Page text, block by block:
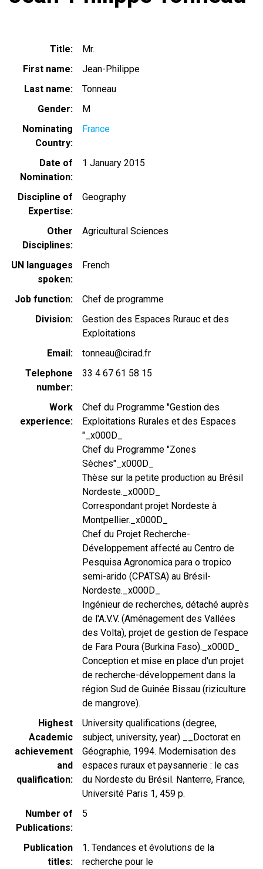
Title
Mr.
First name
Jean-Philippe
Last name
Tonneau
Gender
M
Nominating
Country
France
Date of
Nomination
1 January 2015
Discipline of
Expertise
Geography
Other
Disciplines
Agricultural Sciences
UN languages
spoken
French
Job function
Chef de programme
Division
Gestion des Espaces Rurauc et des
Exploitations
Email
tonneau@cirad.fr
Telephone
number
33 4 67 61 58 15
Work
experience
Chef du Programme "Gestion des
Exploitations Rurales et des Espaces
"_x000D_
Chef du Programme "Zones
Sèches"_x000D_
Thèse sur la petite production au Brésil
Nordeste._x000D_
Correspondant projet Nordeste à
Montpellier._x000D_
Chef du Projet Recherche-
Développement affecté au Centro de
Pesquisa Agronomica para o tropico
semi-arido (CPATSA) au Brésil-
Nordeste._x000D_
Ingénieur de recherches, détaché auprès
de l'A.V.V. (Aménagement des Vallées
des Volta), projet de gestion de l'espace
de Fara Poura (Burkina Faso)._x000D_
Conception et mise en place d'un projet
de recherche-développement dans la
région Sud de Guinée Bissau (riziculture
de mangrove).
Highest
Academic
achievement
and
qualification
University qualifications (degree,
subject, university, year) __Doctorat en
Géographie, 1994. Modernisation des
espaces ruraux et paysannerie : le cas
du Nordeste du Brésil. Nanterre, France,
Université Paris 1, 459 p.
Number of
Publications
5
Publication
titles
1. Tendances et évolutions de la
recherche pour le